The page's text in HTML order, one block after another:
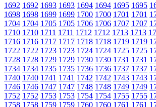
1692 1692 1693 1693 1694 1694 1695 1695
1698 1698 1699 1699 1700 1700 1701 1701
1704 1704 1705 1705 1706 1706 1707 1707
1710 1710 1711 1711 1712 1712 1713 1713
1716 1716 1717 1717 1718 1718 1719 1719
1722 1722 1723 1723 1724 1724 1725 1725
1728 1728 1729 1729 1730 1730 1731 1731
1734 1734 1735 1735 1736 1736 1737 1737
1740 1740 1741 1741 1742 1742 1743 1743
1746 1746 1747 1747 1748 1748 1749 1749
1752 1752 1753 1753 1754 1754 1755 1755
1758 1758 1759 1759 1760 1760 1761 1761